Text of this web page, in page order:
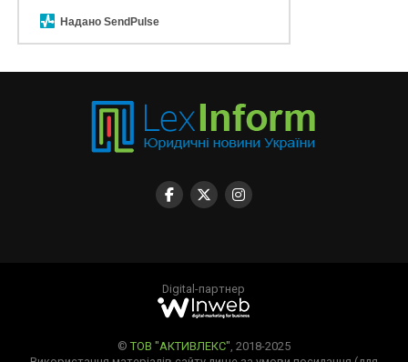
Надано SendPulse
Digital-партнер
© ТОВ "АКТИВЛЕКС" , 2018-2025